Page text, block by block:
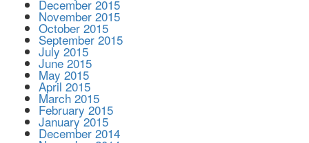
December 2015
November 2015
October 2015
September 2015
July 2015
June 2015
May 2015
April 2015
March 2015
February 2015
January 2015
December 2014